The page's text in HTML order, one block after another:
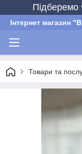
Інтернет магазин
Товари та